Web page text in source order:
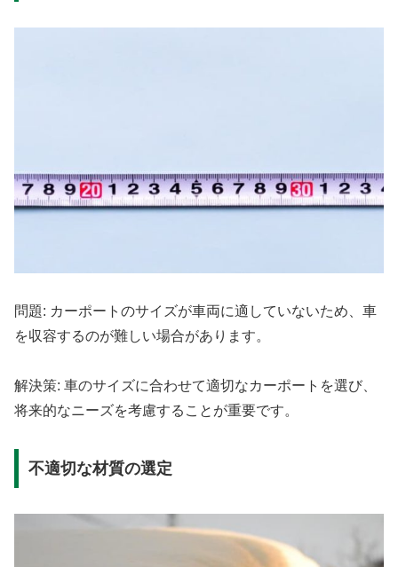
問題: カーポートのサイズが車両に適していないため、車
を収容するのが難しい場合があります。
解決策: 車のサイズに合わせて適切なカーポートを選び、
将来的なニーズを考慮することが重要です。
不適切な材質の選定